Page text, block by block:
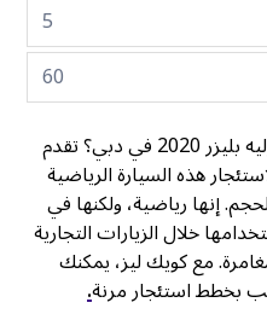
5
60
شيفروليه بليزر 2020 في دبي؟ تقدم
هذه السيارة الرياضية
إنها رياضية، ولكنها في
خلال الزيارات التجارية
مع كويك ليز، يمكنك
بخطط استئجار مرنة.